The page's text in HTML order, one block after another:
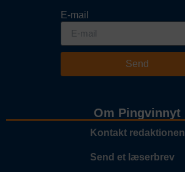
E-mail
Send
Om Pingvinnyt
Kontakt redaktionen
Send et læserbrev